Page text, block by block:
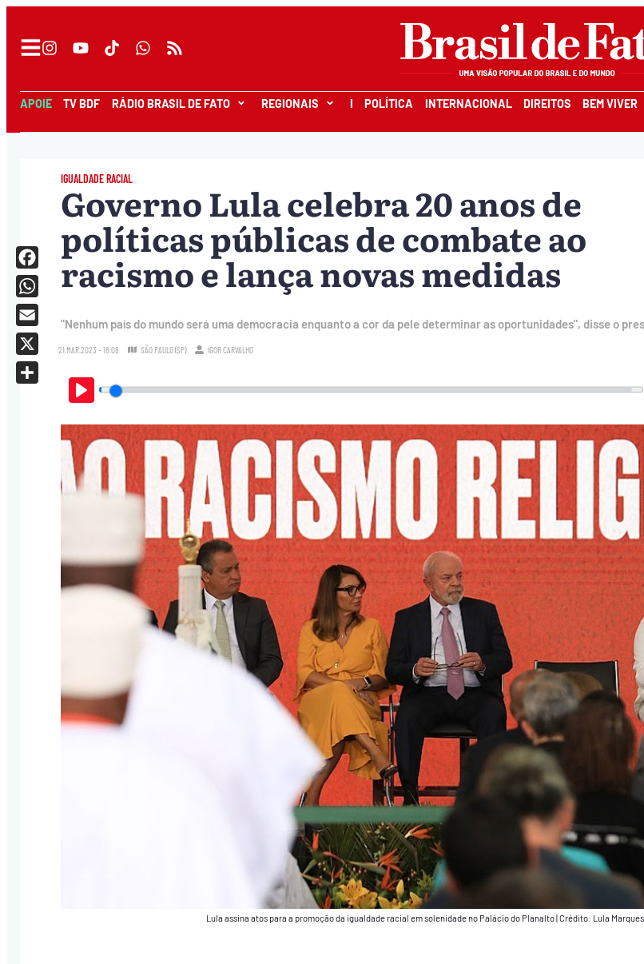
APOIE TV BDF RÁDIO BRASIL DE FATO REGIONAIS I POLÍTICA INTERNACIONAL DIREITOS BEM VIVER
IGUALDADE RACIAL
Governo Lula celebra 20 anos de
políticas públicas de combate ao
racismo e lança novas medidas
"Nenhum país do mundo será uma democracia enquanto a cor da pele determinar as oportunidades", disse o
21.MAR.2023 - 18:08 SÃO PAULO (SP) IGOR CARVALHO
Play
Lula assina atos para a promoção da igualdade racial em solenidade no Palácio do Planalto Crédito: Lula
Facebook
WhatsApp
Email
X